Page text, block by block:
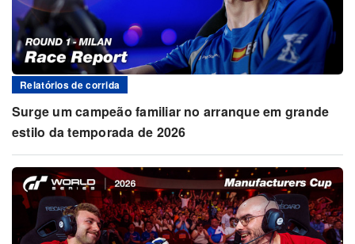
Relatórios de corrida
Surge um campeão familiar no arranque em grande
estilo da temporada de 2026